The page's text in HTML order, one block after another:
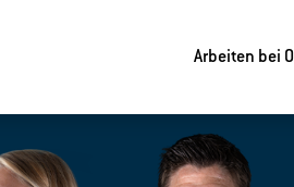
Arbeiten bei